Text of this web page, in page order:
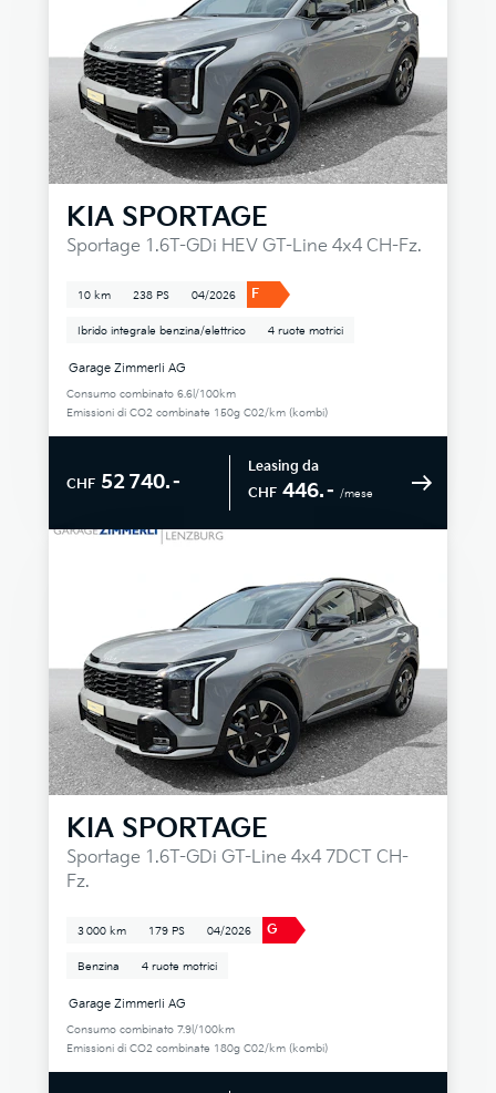
KIA SPORTAGE
Sportage 1.6T-GDi HEV GT-Line 4x4 CH-Fz.
10 km 238 PS 04/2026 F
Ibrido integrale benzina/elettrico 4 ruote motrici
Garage Zimmerli AG
Consumo combinato 6.6l/100km
Emissioni di CO2 combinate 150g C02/km (kombi)
CHF 52 740.–
Leasing da
CHF 446.– /mese
KIA SPORTAGE
Sportage 1.6T-GDi GT-Line 4x4 7DCT CH-
Fz.
3 000 km 179 PS 04/2026 G
Benzina 4 ruote motrici
Garage Zimmerli AG
Consumo combinato 7.9l/100km
Emissioni di CO2 combinate 180g C02/km (kombi)